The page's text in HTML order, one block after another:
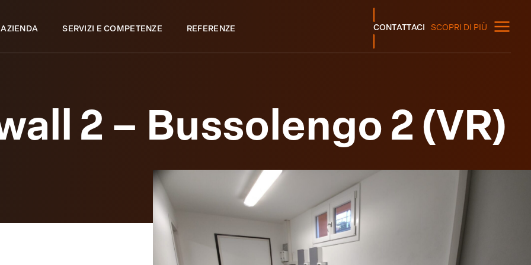
SERVIZI E COMPETENZE REFERENZE CONTATTACI SCOPRI DI PIÙ
2 – Bussolengo 2 (VR)